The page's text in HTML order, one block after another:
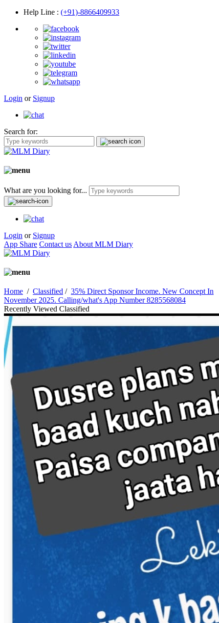
Help Line : (+91)-8866409933
Login or Signup
Search for:
What are you looking for...
Login or Signup
App Share Contact us About MLM Diary
Home / Classified / 35% Direct Sponsor Income. New Concept In
November 2025. Calling/what's App Number 8285568084
Recently Viewed Classified